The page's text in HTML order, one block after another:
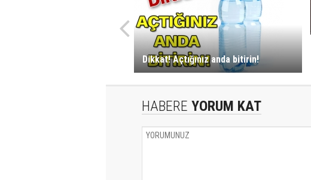
Dikkat! Açtığınız anda bitirin!
HABERE YORUM KAT